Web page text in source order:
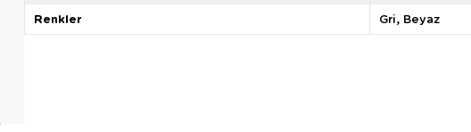
Renkler
Gri Beyaz